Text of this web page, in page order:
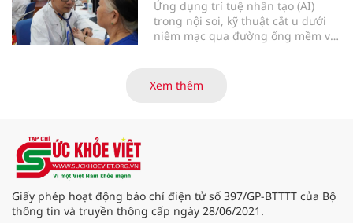
Ứng dụng trí tuệ nhân tạo (AI)
trong nội soi, kỹ thuật cắt u dưới
niêm mạc qua đường ống mềm và
là những nội dung trọng tâm được
báo cáo tại Hội thảo khoa học cập
Xem thêm
Giấy phép hoạt động báo chí điện tử số 397/GP-BTTTT của Bộ
thông tin và truyền thông cấp ngày 28/06/2021.